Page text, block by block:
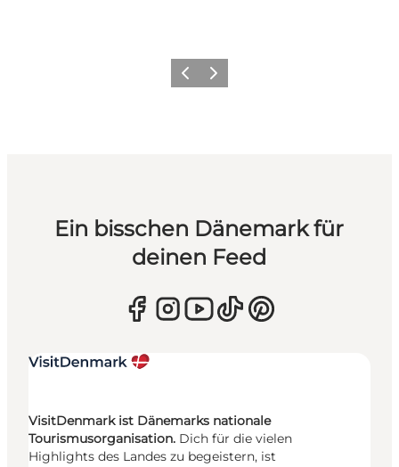
ZurückWeiter
Ein bisschen Dänemark für
deinen Feed
VisitDenmark ist Dänemarks nationale
Tourismusorganisation. Dich für die vielen
Highlights des Landes zu begeistern, ist